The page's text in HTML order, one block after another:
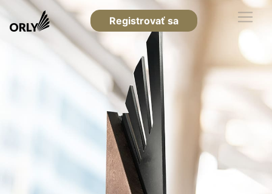
Registrovať sa